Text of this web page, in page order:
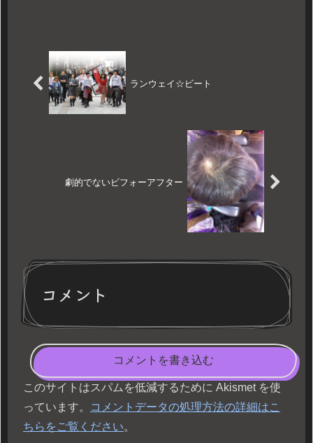
ランウェイ☆ビート
劇的でないビフォーアフター
コメント
コメントを書き込む
このサイトはスパムを低減するために Akismet を使
っています。
コメントデータの処理方法の詳細はこ
ちらをご覧ください。